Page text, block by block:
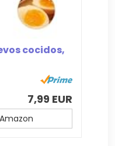
cocidos,
7,99 EUR